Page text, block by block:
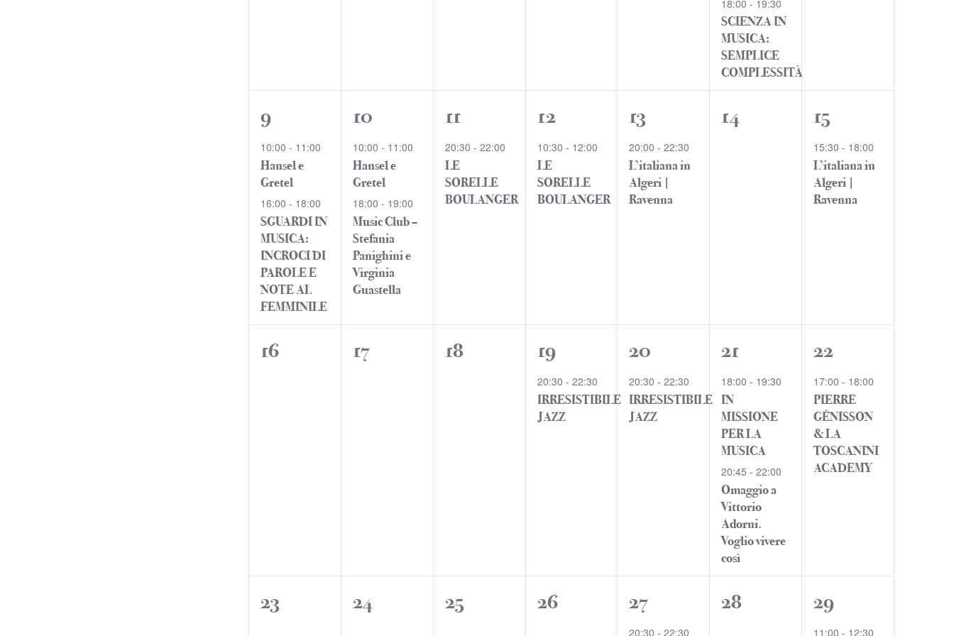
18:00- 19:30
SCIENZA IN
MUSICA:
SEMPLICE
COMPLESSITÀ
2
eventi,
9
10:00 - 11:00
Hansel e
Gretel
16:00 - 18:00
SGUARDI IN
MUSICA:
INCROCI DI
PAROLE E
NOTE AL
FEMMINILE
2
eventi,
10
10:00 - 11:00
Hansel e
Gretel
18:00 - 19:00
Music Club –
Stefania
Panighini e
Virginia
Guastella
1
evento,
11
20:30 - 22:00
LE
SORELLE
BOULANGER
1
evento,
12
10:30 - 12:00
LE
SORELLE
BOULANGER
1
evento,
13
20:00-22:30
L’italiana in
Algeri |
Ravenna
0
14
1
evento,
15
15:30- 18:00
L’italiana in
Algeri |
Ravenna
0
16
0
17
0
18
1
evento,
19
20:30 - 22:30
IRRESISTIBILE
JAZZ
1
evento,
20
20:30-22:30
IRRESISTIBILE
JAZZ
2
eventi,
21
18:00- 19:30
IN
MISSIONE
PER LA
MUSICA
20:45-22:00
Omaggio a
Vittorio
Adorni.
Voglio vivere
così
1
evento,
22
17:00- 18:00
PIERRE
GÉNISSON
& LA
TOSCANINI
ACADEMY
0
23
0
24
0
25
0
26
1
27
20:30-22:30
0
28
1
29
11:00- 12:30